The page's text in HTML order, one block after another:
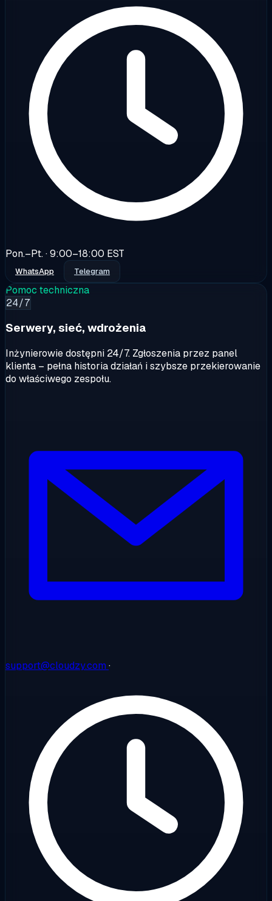
Pon.–Pt. · 9:00–18:00 EST
WhatsApp Telegram
Pomoc techniczna
24/7
Serwery, sieć, wdrożenia
Inżynierowie dostępni 24/7. Zgłoszenia przez panel
klienta – pełna historia działań i szybsze przekierowanie
do właściwego zespołu.
support@cloudzy.com ·